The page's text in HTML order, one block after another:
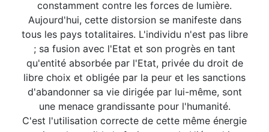
constamment contre les forces de lumière.
Aujourd'hui, cette distorsion se manifeste dans
tous les pays totalitaires. L'individu n'est pas libre
; sa fusion avec l'Etat et son progrès en tant
qu'entité absorbée par l'Etat, privée du droit de
libre choix et obligée par la peur et les sanctions
d'abandonner sa vie dirigée par lui-même, sont
une menace grandissante pour l'humanité.
C'est l'utilisation correcte de cette même énergie